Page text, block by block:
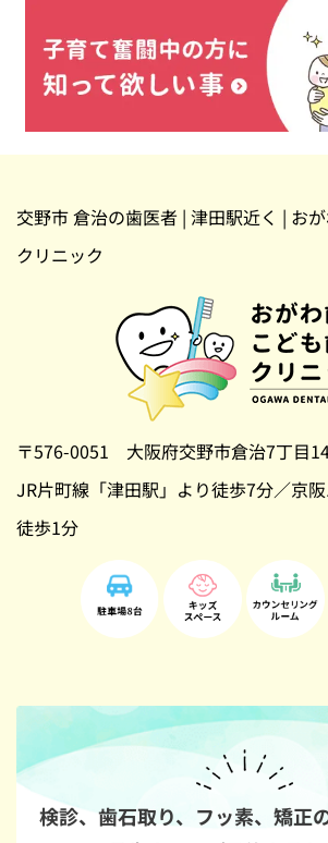
交野市 倉治の歯医者 | 津田駅近く | お
クリニック
〒576-0051 大阪府交野市倉治7丁目
JR片町線「津田駅」より徒歩7分／京
徒歩1分
検診、歯石取り、フッ素、矯正